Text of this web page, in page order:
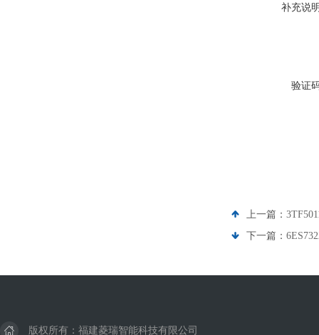
补充说
验证
上一篇：
下一篇：
版权所有：福建菱瑞智能科技有限公司